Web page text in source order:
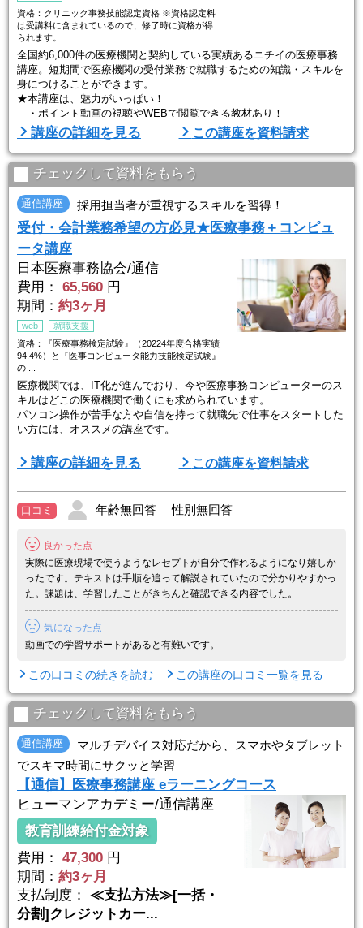
資格：クリニック事務技能認定資格 ※資格認定料
は受講料に含まれているので、修了時に資格が得
られます。
全国約6,000件の医療機関と契約している実績あるニチイの医療事務
講座。短期間で医療機関の受付業務で就職するための知識・スキルを
身につけることができます。
★本講座は、魅力がいっぱい！
・ポイント動画の視聴やWEBで閲覧できる教材あり！
・質問もオンラインで可能！
・一人ひとりに丁寧な就職サポート実施！
さあ、具体的に紹介します。
【ポイント１】受付業務に必要なスキルをしっかり学ぶ
●医療保険制度のしくみ、電子カルテ操作など、受付業務に必須とな
るポイントを押さえた学習内容。現場ですぐに ...
講座の詳細を見る この講座を資料請求
チェックして資料をもらう
通信講座 採用担当者が重視するスキルを習得！
受付・会計業務希望の方必見★医療事務＋コンピュ
ータ講座
日本医療事務協会/通信
費用：
65,560 円
期間： 約3ヶ月
web
就職支援
資格：『医療事務検定試験』（20224年度合格実績
94.4%）と『医事コンピュータ能力技能検定試験』
の ...
医療機関では、IT化が進んでおり、今や医療事務コンピューターのス
キルはどこの医療機関で働くにも求められています。
パソコン操作が苦手な方や自信を持って就職先で仕事をスタートした
い方には、オススメの講座です。
◆◇◆◇◆◇◆◇◆◇◆◇◆◇◆◇◆◇◆◇◆◇◆◇◆◇◆◇◆◇◆
◇◆◇◆◇◆◇◆
【講座内容】
■医療事務講座を学んだ上で、医療事務コンピュータまでを学びま
講座で学んだことがコンピュータ上でどう処理されるのかを実際に体
験しながら知識と操作の両方のノウハウを兼ね備えたスペシャリスト
養成 ...
講座の詳細を見る この講座を資料請求
口コミ 年齢無回答 性別無回答
良かった点
実際に医療現場で使うようなレセプトが自分で作れるようになり嬉しか
ったです。テキストは手順を追って解説されていたので分かりやすかっ
た。課題は、学習したことがきちんと確認できる内容でした。
気になった点
動画での学習サポートがあると有難いです。
この口コミの続きを読む この講座の口コミ一覧を見る
チェックして資料をもらう
通信講座
マルチデバイス対応だから、スマホやタブレット
でスキマ時間にサクッと学習
【通信】医療事務講座 eラーニングコース
ヒューマンアカデミー/通信講座
教育訓練給付金対象
費用：
47,300 円
期間： 約3ヶ月
支払制度： ≪支払方法≫[一括・
分割]クレジットカー...